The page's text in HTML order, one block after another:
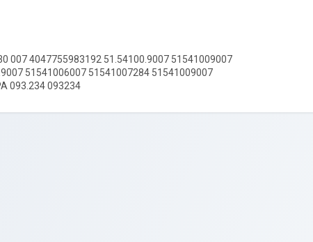
007 4047755983192 51.54100.9007 51541009007
51541006007 51541007284 51541009007
093.234 093234